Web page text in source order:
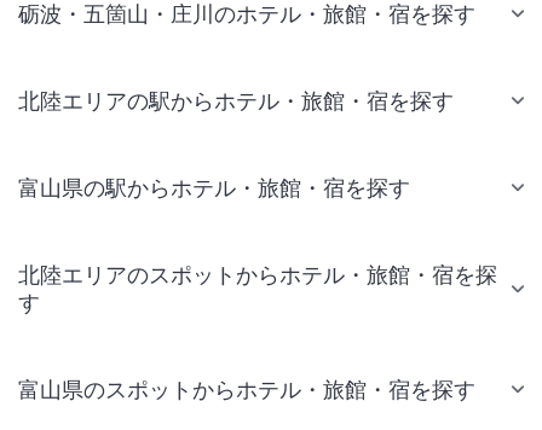
砺波・五箇山・庄川のホテル・旅館・宿を探す
北陸エリアの駅からホテル・旅館・宿を探す
富山県の駅からホテル・旅館・宿を探す
北陸エリアのスポットからホテル・旅館・宿を探
す
富山県のスポットからホテル・旅館・宿を探す